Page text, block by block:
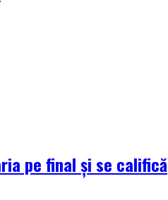
pe final și se califică